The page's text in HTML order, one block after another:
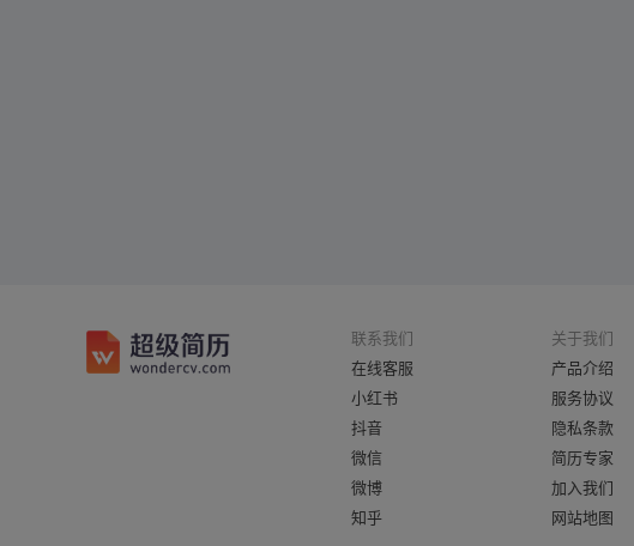
联系我们
在线客服
小红书
抖音
微信
微博
知乎
关于我们
产品介绍
服务协议
隐私条款
简历专家
加入我们
网站地图